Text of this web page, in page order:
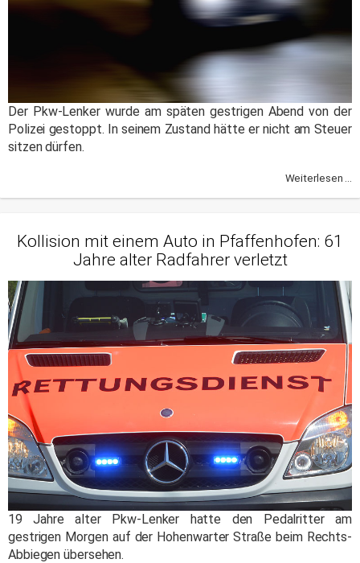
Der Pkw-Lenker wurde am späten gestrigen Abend von der
Polizei gestoppt. In seinem Zustand hätte er nicht am Steuer
sitzen dürfen.
Weiterlesen ...
Kollision mit einem Auto in Pfaffenhofen: 61
Jahre alter Radfahrer verletzt
19 Jahre alter Pkw-Lenker hatte den Pedalritter am
gestrigen Morgen auf der Hohenwarter Straße beim Rechts-
Abbiegen übersehen.